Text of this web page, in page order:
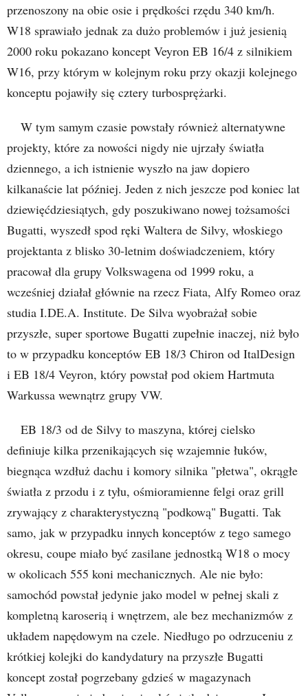
przenoszony na obie osie i prędkości rzędu 340 km/h.
W18 sprawiało jednak za dużo problemów i już jesienią
2000 roku pokazano koncept Veyron EB 16/4 z silnikiem
W16, przy którym w kolejnym roku przy okazji kolejnego
konceptu pojawiły się cztery turbosprężarki.
W tym samym czasie powstały również alternatywne
projekty, które za nowości nigdy nie ujrzały światła
dziennego, a ich istnienie wyszło na jaw dopiero
kilkanaście lat później. Jeden z nich jeszcze pod koniec lat
dziewięćdziesiątych, gdy poszukiwano nowej tożsamości
Bugatti, wyszedł spod ręki Waltera de Silvy, włoskiego
projektanta z blisko 30-letnim doświadczeniem, który
pracował dla grupy Volkswagena od 1999 roku, a
wcześniej działał głównie na rzecz Fiata, Alfy Romeo oraz
studia I.DE.A. Institute. De Silva wyobrażał sobie
przyszłe, super sportowe Bugatti zupełnie inaczej, niż było
to w przypadku konceptów EB 18/3 Chiron od ItalDesign
i EB 18/4 Veyron, który powstał pod okiem Hartmuta
Warkussa wewnątrz grupy VW.
EB 18/3 od de Silvy to maszyna, której cielsko
definiuje kilka przenikających się wzajemnie łuków,
biegnąca wzdłuż dachu i komory silnika "płetwa", okrągłe
światła z przodu i z tyłu, ośmioramienne felgi oraz grill
zrywający z charakterystyczną "podkową" Bugatti. Tak
samo, jak w przypadku innych konceptów z tego samego
okresu, coupe miało być zasilane jednostką W18 o mocy
w okolicach 555 koni mechanicznych. Ale nie było:
samochód powstał jedynie jako model w pełnej skali z
kompletną karoserią i wnętrzem, ale bez mechanizmów z
układem napędowym na czele. Niedługo po odrzuceniu z
krótkiej kolejki do kandydatury na przyszłe Bugatti
koncept został pogrzebany gdzieś w magazynach